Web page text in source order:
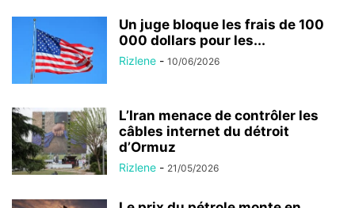
Un juge bloque les frais de 100
000 dollars pour les...
Rizlene - 10/06/2026
L’Iran menace de contrôler les
câbles internet du détroit
d’Ormuz
Rizlene - 21/05/2026